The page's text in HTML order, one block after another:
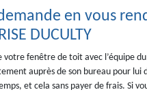
en vous
DUCULTY
votre fenêtre de toit avec l’équipe
auprès de son bureau pour lui
et cela sans payer de frais. Si